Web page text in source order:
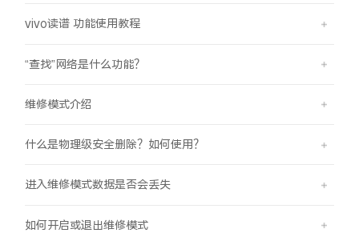
vivo读谱 功能使用教程
“查找”网络是什么功能？
维修模式介绍
什么是物理级安全删除？如何使用？
进入维修模式数据是否会丢失
如何开启或退出维修模式